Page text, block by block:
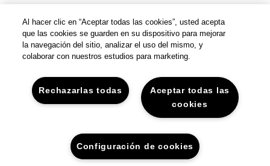
Instagram
© Clinique Laboratories, llc. todos los derechos
Al hacer clic en “Aceptar todas las cookies”, usted acepta
que las cookies se guarden en su dispositivo para mejorar
la navegación del sitio, analizar el uso del mismo, y
colaborar con nuestros estudios para marketing.
Aceptar todas las
cookies
Rechazarlas todas
Configuración de cookies